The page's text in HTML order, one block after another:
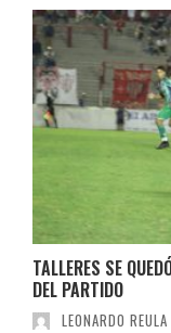
TALLERES SE
DEL PARTIDO
LEONARDO REULA